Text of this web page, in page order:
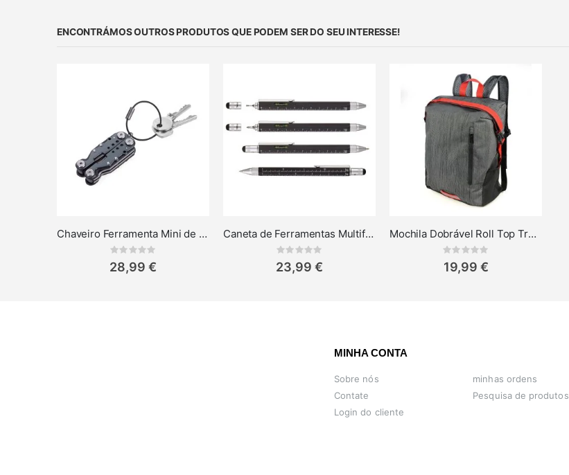
ENCONTRÁMOS OUTROS PRODUTOS QUE PODEM SER DO SEU INTERESSE!
Chaveiro Ferramenta Mini de 10 Funções
Rating:
28,99 €
Caneta de Ferramentas Multifunções Troika Construction
Rating:
23,99 €
Mochila Dobrável Roll Top Trekpak
Rating:
19,99 €
MINHA CONTA
Sobre nós
Contate
Login do cliente
minhas ordens
Pesquisa de produtos